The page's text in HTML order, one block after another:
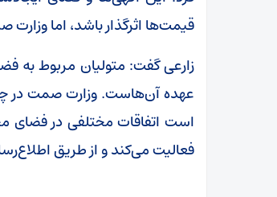
قیمت‌ها اثرگذار باشد، اما
زارعی گفت: متولیان مربوط به
عهده آن‌هاست. وزارت صمت در
است اتفاقات مختلفی در
فعالیت می‌کند و از طریق